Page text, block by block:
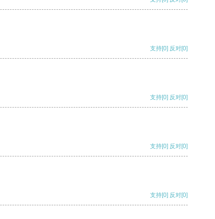
支持[0] 反对[0]
支持[0] 反对[0]
支持[0] 反对[0]
支持[0] 反对[0]